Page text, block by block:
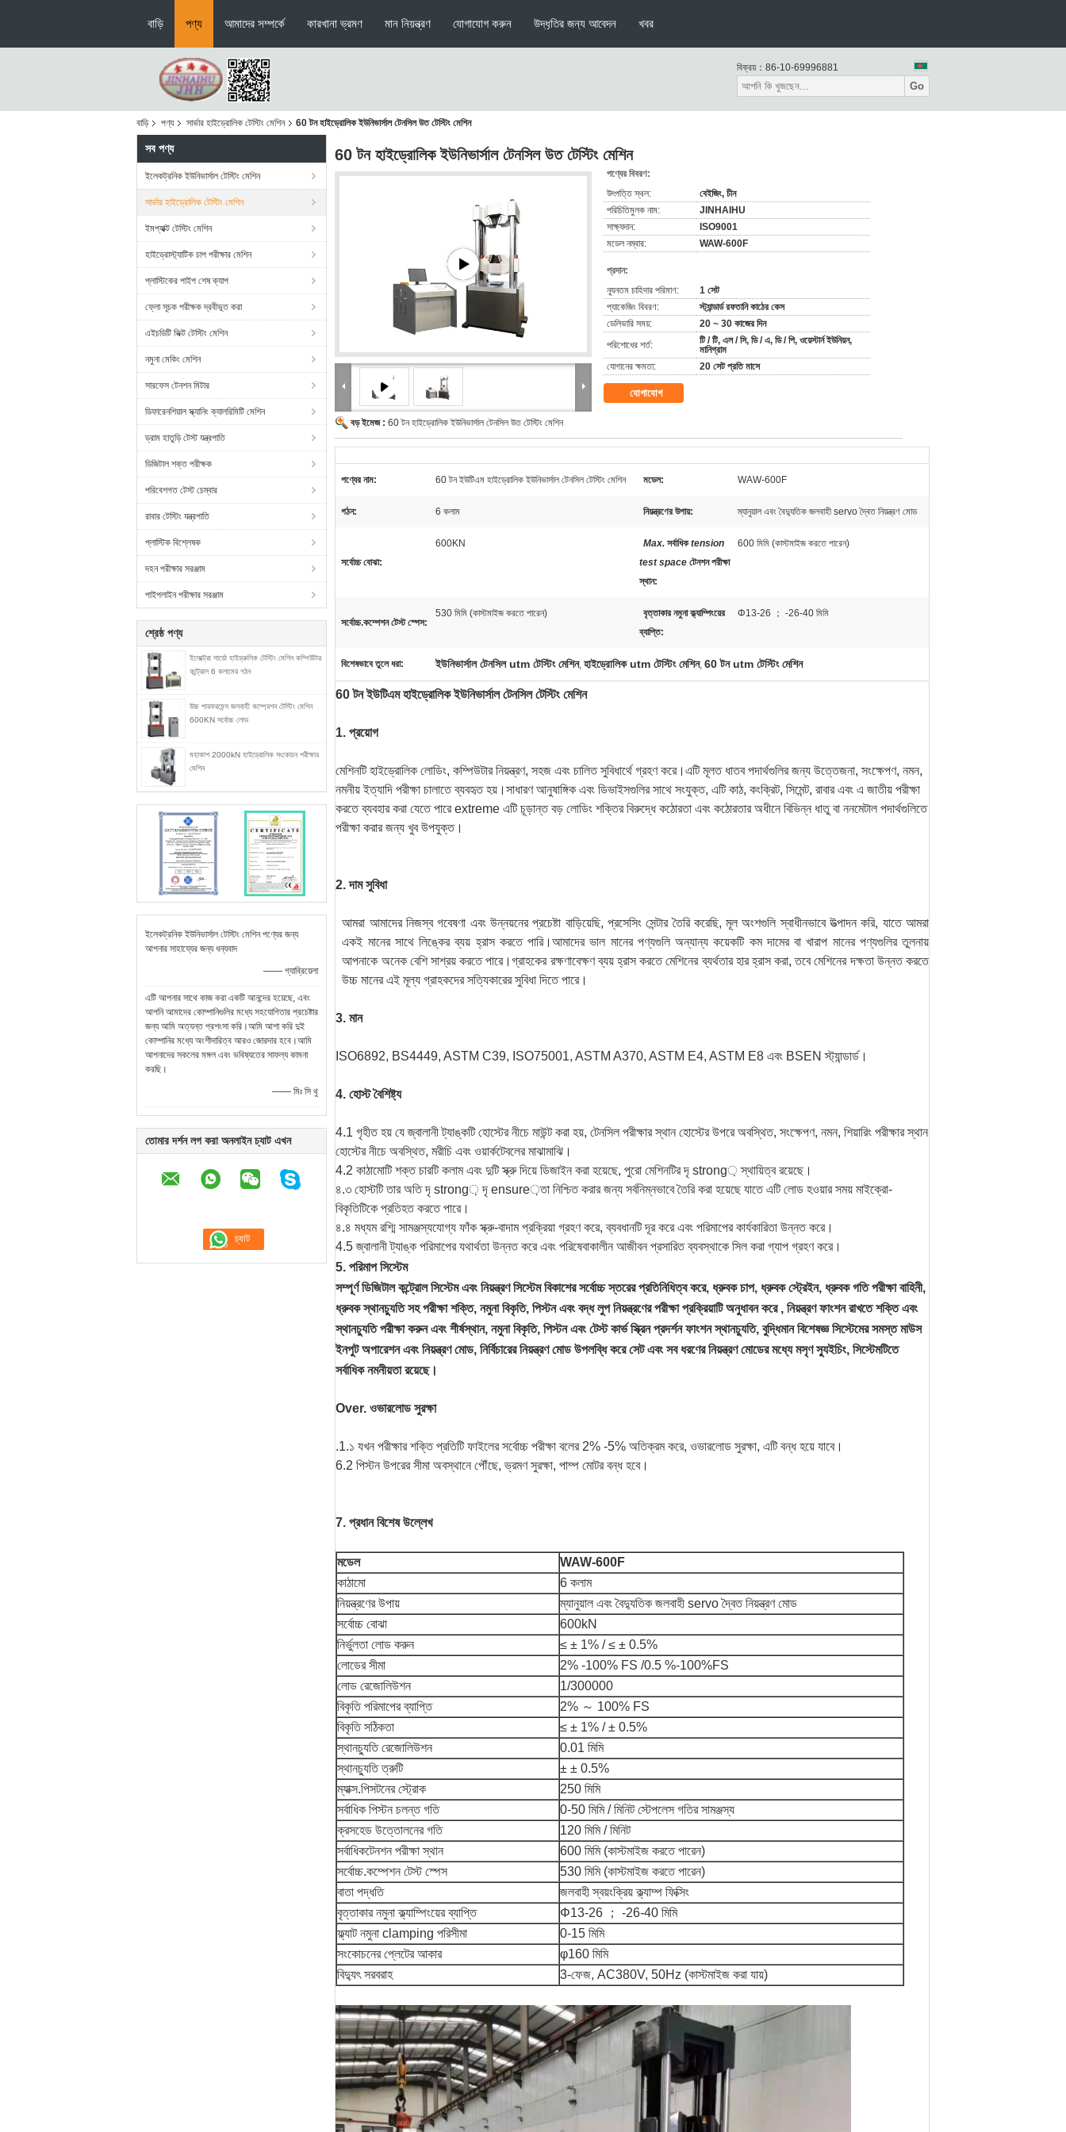
বাড়ি পণ্য আমাদের সম্পর্কে কারখানা ভ্রমণ মান নিয়ন্ত্রণ যোগাযোগ করুন উদ্ধৃতির জন্য আবেদন খবর
বিক্রয়： 86-10-69996881
Go
বাড়ি পণ্য সার্ভার হাইড্রোলিক টেস্টিং মেশিন 60 টন হাইড্রোলিক ইউনিভার্সাল টেনসিল উত টেস্টিং মেশিন
সব পণ্য
ইলেকট্রনিক ইউনিভার্সাল টেস্টিং মেশিন
সার্ভার হাইড্রোলিক টেস্টিং মেশিন
ইমপ্যাক্ট টেস্টিং মেশিন
হাইড্রোস্ট্যাটিক চাপ পরীক্ষার মেশিন
প্লাস্টিকের পাইপ শেষ ক্যাপ
ফ্লো সূচক পরীক্ষক দ্রবীভূত করা
এইচডিটি ভিক্ট টেস্টিং মেশিন
নমুনা মেকিং মেশিন
সারফেস টেনশন মিটার
ডিফারেনশিয়াল স্ক্যানিং ক্যালরিমিটি মেশিন
ড্রাম হাতুড়ি টেস্ট যন্ত্রপাতি
ডিজিটাল শক্ত পরীক্ষক
পরিবেশগত টেস্ট চেম্বার
রাবার টেস্টিং যন্ত্রপাতি
প্লাস্টিক বিশ্লেষক
দহন পরীক্ষার সরঞ্জাম
পাইপলাইন পরীক্ষার সরঞ্জাম
শ্রেষ্ঠ পণ্য
ইলেক্ট্রো সার্ডো হাইড্রুলিক টেস্টিং মেশিন কম্পিউটার
কন্ট্রোল 6 কলামের গঠন
উচ্চ পারফরমেন্স জলবাহী কম্প্রেশন টেস্টিং মেশিন
600KN সর্বোচ্চ লোড
মহাকাশ 2000kN হাইড্রোলিক সংকোচন পরীক্ষার
মেশিন
ইলেকট্রনিক ইউনিভার্সাল টেস্টিং মেশিন পণ্যের জন্য
আপনার সাহায্যের জন্য ধন্যবাদ
—— গ্যাব্রিয়েলা
এটি আপনার সাথে কাজ করা একটি আনন্দের হয়েছে, এবং
আপনি আমাদের কোম্পানিগুলির মধ্যে সহযোগিতার প্রচেষ্টার
জন্য আমি অত্যন্ত প্রশংসা করি।আমি আশা করি দুই
কোম্পানির মধ্যে অংশীদারিত্ব আরও জোরদার হবে।আমি
আপনাদের সকলের মঙ্গল এবং ভবিষ্যতের সাফল্য কামনা
করছি।
—— মিঃ সি থু
তোমার দর্শন লগ করা অনলাইন চ্যাট এখন
60 টন হাইড্রোলিক ইউনিভার্সাল টেনসিল উত টেস্টিং মেশিন
বড় ইমেজ : 60 টন হাইড্রোলিক ইউনিভার্সাল টেনসিল উত টেস্টিং মেশিন
পণ্যের বিবরণ:
উৎপত্তি স্থল:
বেইজিং, চীন
পরিচিতিমুলক নাম:
JINHAIHU
সাক্ষ্যদান:
ISO9001
মডেল নম্বার:
WAW-600F
প্রদান:
ন্যূনতম চাহিদার পরিমাণ:
1 সেট
প্যাকেজিং বিবরণ:
স্ট্যান্ডার্ড রফতানি কাঠের কেস
ডেলিভারি সময়:
20 ~ 30 কাজের দিন
পরিশোধের শর্ত:
টি / টি, এল / সি, ডি / এ, ডি / পি, ওয়েস্টার্ন ইউনিয়ন,
মানিগ্রাম
যোগানের ক্ষমতা:
20 সেট প্রতি মাসে
যোগাযোগ
পণ্যের নাম: 60 টন ইউটিএম হাইড্রোলিক ইউনিভার্সাল টেনসিল টেস্টিং মেশিন মডেল: WAW-600F
গঠন: 6 কলাম নিয়ন্ত্রণের উপায়: ম্যানুয়াল এবং বৈদ্যুতিক জলবাহী servo দ্বৈত নিয়ন্ত্রণ মোড
সর্বোচ্চ বোঝা:
600KN Max. সর্বাধিক tension
test space টেনশন পরীক্ষা
স্থান:
600 মিমি (কাস্টমাইজ করতে পারেন)
সর্বোচ্চ.কম্পেশন টেস্ট স্পেস:
530 মিমি (কাস্টমাইজ করতে পারেন)
বৃত্তাকার নমুনা ক্ল্যাম্পিংয়ের
ব্যাপ্তি:
Φ13-26 ； -26-40 মিমি
বিশেষভাবে তুলে ধরা: ইউনিভার্সাল টেনসিল utm টেস্টিং মেশিন, হাইড্রোলিক utm টেস্টিং মেশিন, 60 টন utm টেস্টিং মেশিন
60 টন ইউটিএম হাইড্রোলিক ইউনিভার্সাল টেনসিল টেস্টিং মেশিন
1. প্রয়োগ
মেশিনটি হাইড্রোলিক লোডিং, কম্পিউটার নিয়ন্ত্রণ, সহজ এবং চালিত সুবিধার্থে গ্রহণ করে।এটি মূলত ধাতব পদার্থগুলির জন্য উত্তেজনা, সংক্ষেপণ, নমন,
নমনীয় ইত্যাদি পরীক্ষা চালাতে ব্যবহৃত হয়।সাধারণ আনুষাঙ্গিক এবং ডিভাইসগুলির সাথে সংযুক্ত, এটি কাঠ, কংক্রিট, সিমেন্ট, রাবার এবং এ জাতীয় পরীক্ষা
করতে ব্যবহার করা যেতে পারে extreme এটি চূড়ান্ত বড় লোডিং শক্তির বিরুদ্ধে কঠোরতা এবং কঠোরতার অধীনে বিভিন্ন ধাতু বা ননমেটাল পদার্থগুলিতে
পরীক্ষা করার জন্য খুব উপযুক্ত।
2. দাম সুবিধা
আমরা আমাদের নিজস্ব গবেষণা এবং উন্নয়নের প্রচেষ্টা বাড়িয়েছি, প্রসেসিং সেন্টার তৈরি করেছি, মূল অংশগুলি স্বাধীনভাবে উত্পাদন করি, যাতে আমরা
একই মানের সাথে লিঙ্কের ব্যয় হ্রাস করতে পারি।আমাদের ভাল মানের পণ্যগুলি অন্যান্য কয়েকটি কম দামের বা খারাপ মানের পণ্যগুলির তুলনায়
আপনাকে অনেক বেশি সাশ্রয় করতে পারে।গ্রাহকের রক্ষণাবেক্ষণ ব্যয় হ্রাস করতে মেশিনের ব্যর্থতার হার হ্রাস করা, তবে মেশিনের দক্ষতা উন্নত করতে
উচ্চ মানের এই মূল্য গ্রাহকদের সত্যিকারের সুবিধা দিতে পারে।
3. মান
ISO6892, BS4449, ASTM C39, ISO75001, ASTM A370, ASTM E4, ASTM E8 এবং BSEN স্ট্যান্ডার্ড।
4. হোস্ট বৈশিষ্ট্য
4.1 গৃহীত হয় যে জ্বালানী ট্যাঙ্কটি হোস্টের নীচে মাউন্ট করা হয়, টেনসিল পরীক্ষার স্থান হোস্টের উপরে অবস্থিত, সংক্ষেপণ, নমন, শিয়ারিং পরীক্ষার স্থান
হোস্টের নীচে অবস্থিত, মরীচি এবং ওয়ার্কটেবলের মাঝামাঝি।
4.2 কাঠামোটি শক্ত চারটি কলাম এবং দুটি স্ক্রু দিয়ে ডিজাইন করা হয়েছে, পুরো মেশিনটির দৃ strong় স্থায়িত্ব রয়েছে।
৪.৩ হোস্টটি তার অতি দৃ strong় দৃ ensure়তা নিশ্চিত করার জন্য সর্বনিম্নভাবে তৈরি করা হয়েছে যাতে এটি লোড হওয়ার সময় মাইক্রো-
বিকৃতিটিকে প্রতিহত করতে পারে।
৪.৪ মধ্যম রশ্মি সামঞ্জস্যযোগ্য ফাঁক স্ক্রু-বাদাম প্রক্রিয়া গ্রহণ করে, ব্যবধানটি দূর করে এবং পরিমাপের কার্যকারিতা উন্নত করে।
4.5 জ্বালানী ট্যাঙ্ক পরিমাপের যথার্থতা উন্নত করে এবং পরিষেবাকালীন আজীবন প্রসারিত ব্যবস্থাকে সিল করা গ্যাপ গ্রহণ করে।
5. পরিমাপ সিস্টেম
সম্পূর্ণ ডিজিটাল কন্ট্রোল সিস্টেম এবং নিয়ন্ত্রণ সিস্টেম বিকাশের সর্বোচ্চ স্তরের প্রতিনিধিত্ব করে, ধ্রুবক চাপ, ধ্রুবক স্ট্রেইন, ধ্রুবক গতি পরীক্ষা বাহিনী,
ধ্রুবক স্থানচ্যুতি সহ পরীক্ষা শক্তি, নমুনা বিকৃতি, পিস্টন এবং বদ্ধ লুপ নিয়ন্ত্রণের পরীক্ষা প্রক্রিয়াটি অনুধাবন করে , নিয়ন্ত্রণ ফাংশন রাখতে শক্তি এবং
স্থানচ্যুতি পরীক্ষা করুন এবং শীর্ষস্থান, নমুনা বিকৃতি, পিস্টন এবং টেস্ট কার্ভ স্ক্রিন প্রদর্শন ফাংশন স্থানচ্যুতি, বুদ্ধিমান বিশেষজ্ঞ সিস্টেমের সমস্ত মাউস
ইনপুট অপারেশন এবং নিয়ন্ত্রণ মোড, নির্বিচারের নিয়ন্ত্রণ মোড উপলব্ধি করে সেট এবং সব ধরণের নিয়ন্ত্রণ মোডের মধ্যে মসৃণ স্যুইচিং, সিস্টেমটিতে
সর্বাধিক নমনীয়তা রয়েছে।
Over. ওভারলোড সুরক্ষা
.1.১ যখন পরীক্ষার শক্তি প্রতিটি ফাইলের সর্বোচ্চ পরীক্ষা বলের 2% -5% অতিক্রম করে, ওভারলোড সুরক্ষা, এটি বন্ধ হয়ে যাবে।
6.2 পিস্টন উপরের সীমা অবস্থানে পৌঁছে, ভ্রমণ সুরক্ষা, পাম্প মোটর বন্ধ হবে।
7. প্রধান বিশেষ উল্লেখ
মডেল
WAW-600F
কাঠামো
6 কলাম
নিয়ন্ত্রণের উপায়
ম্যানুয়াল এবং বৈদ্যুতিক জলবাহী servo দ্বৈত নিয়ন্ত্রণ মোড
সর্বোচ্চ বোঝা
600kN
নির্ভুলতা লোড করুন
≤ ± 1% / ≤ ± 0.5%
লোডের সীমা
2% -100% FS /0.5 %-100%FS
লোড রেজোলিউশন
1/300000
বিকৃতি পরিমাপের ব্যাপ্তি
2% ～ 100% FS
বিকৃতি সঠিকতা
≤ ± 1% / ± 0.5%
স্থানচ্যুতি রেজোলিউশন
0.01 মিমি
স্থানচ্যুতি ত্রুটি
± ± 0.5%
ম্যাক্স.পিসটনের স্ট্রোক
250 মিমি
সর্বাধিক পিস্টন চলন্ত গতি
0-50 মিমি / মিনিট স্টেপলেস গতির সামঞ্জস্য
ক্রসহেড উত্তোলনের গতি
120 মিমি / মিনিট
সর্বাধিকটেনশন পরীক্ষা স্থান
600 মিমি (কাস্টমাইজ করতে পারেন)
সর্বোচ্চ.কম্পেশন টেস্ট স্পেস
530 মিমি (কাস্টমাইজ করতে পারেন)
বাতা পদ্ধতি
জলবাহী স্বয়ংক্রিয় ক্ল্যাম্প ফিক্সিং
বৃত্তাকার নমুনা ক্ল্যাম্পিংয়ের ব্যাপ্তি
Φ13-26 ； -26-40 মিমি
ফ্ল্যাট নমুনা clamping পরিসীমা
0-15 মিমি
সংকোচনের প্লেটের আকার
φ160 মিমি
বিদ্যুৎ সরবরাহ
3-ফেজ, AC380V, 50Hz (কাস্টমাইজ করা যায়)